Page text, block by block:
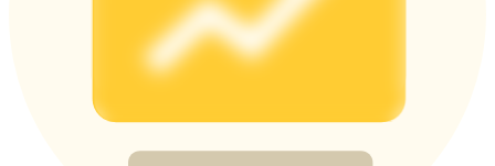
กิจกรรมเพิ่มเติม
รับรางวัลและสิทธิพิเศษสุดพิเศษ